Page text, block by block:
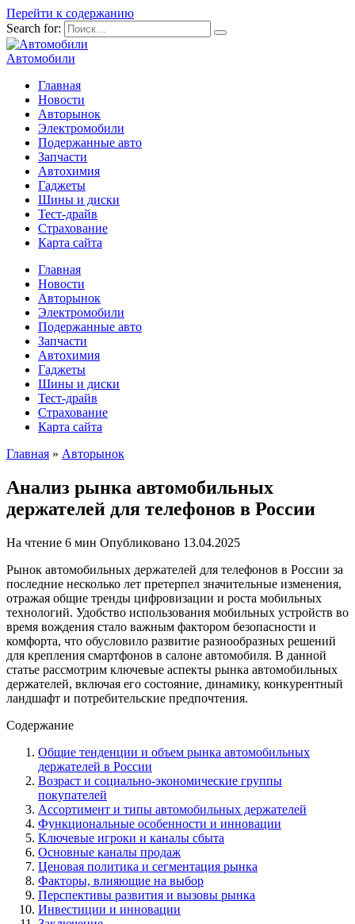
Перейти к содержанию
Search for:
Автомобили
Главная
Новости
Авторынок
Электромобили
Подержанные авто
Запчасти
Автохимия
Гаджеты
Шины и диски
Тест-драйв
Страхование
Карта сайта
Главная
Новости
Авторынок
Электромобили
Подержанные авто
Запчасти
Автохимия
Гаджеты
Шины и диски
Тест-драйв
Страхование
Карта сайта
Главная » Авторынок
Анализ рынка автомобильных
держателей для телефонов в России
На чтение 6 мин Опубликовано 13.04.2025
Рынок автомобильных держателей для телефонов в России за
последние несколько лет претерпел значительные изменения,
отражая общие тренды цифровизации и роста мобильных
технологий. Удобство использования мобильных устройств во
время вождения стало важным фактором безопасности и
комфорта, что обусловило развитие разнообразных решений
для крепления смартфонов в салоне автомобиля. В данной
статье рассмотрим ключевые аспекты рынка автомобильных
держателей, включая его состояние, динамику, конкурентный
ландшафт и потребительские предпочтения.
Содержание
Общие тенденции и объем рынка автомобильных
держателей в России
Возраст и социально-экономические группы
покупателей
Ассортимент и типы автомобильных держателей
Функциональные особенности и инновации
Ключевые игроки и каналы сбыта
Основные каналы продаж
Ценовая политика и сегментация рынка
Факторы, влияющие на выбор
Перспективы развития и вызовы рынка
Инвестиции и инновации